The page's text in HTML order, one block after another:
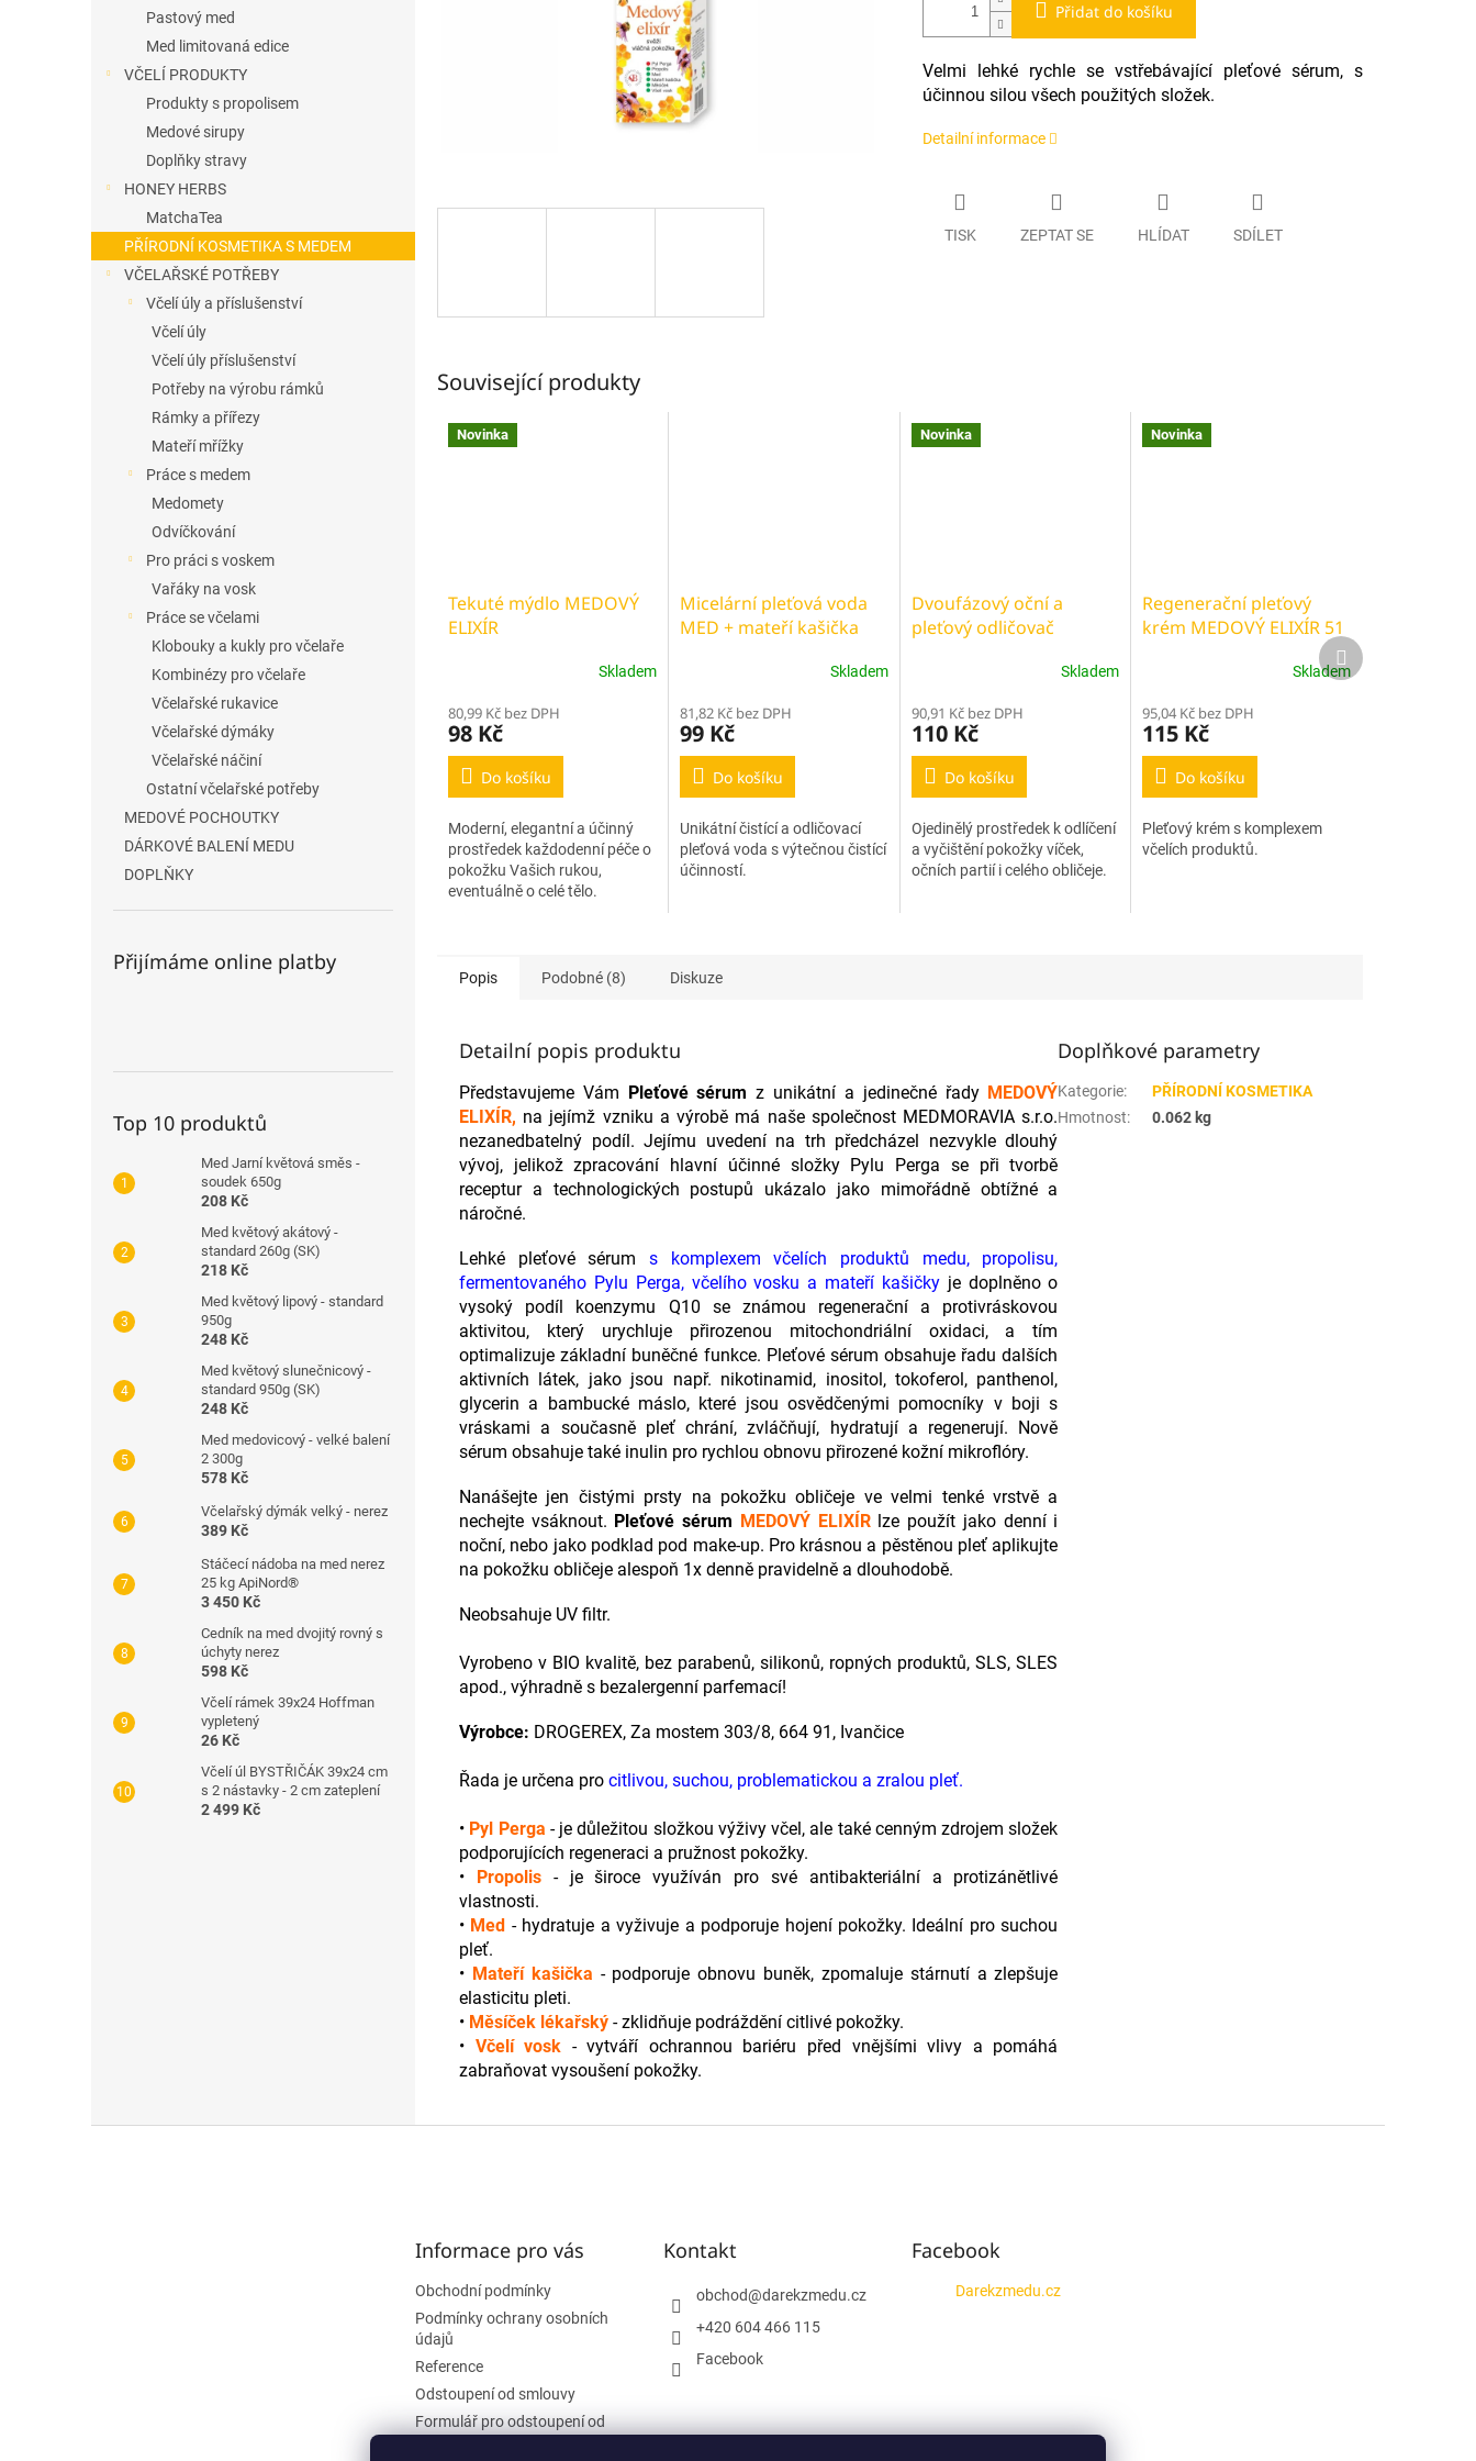
Pastový med
Med limitovaná edice
VČELÍ PRODUKTY
Produkty s propolisem
Medové sirupy
Doplňky stravy
HONEY HERBS
MatchaTea
PŘÍRODNÍ KOSMETIKA S MEDEM
VČELAŘSKÉ POTŘEBY
Včelí úly a příslušenství
Včelí úly
Včelí úly příslušenství
Potřeby na výrobu rámků
Rámky a přířezy
Mateří mřížky
Práce s medem
Medomety
Odvíčkování
Pro práci s voskem
Vařáky na vosk
Práce se včelami
Klobouky a kukly pro včelaře
Kombinézy pro včelaře
Včelařské rukavice
Včelařské dýmáky
Včelařské náčiní
Ostatní včelařské potřeby
MEDOVÉ POCHOUTKY
DÁRKOVÉ BALENÍ MEDU
DOPLŇKY
Přijímáme online platby
Top 10 produktů
Med Jarní květová směs -
soudek 650g
208 Kč
Med květový akátový -
standard 260g (SK)
218 Kč
Med květový lipový - standard
950g
248 Kč
Med květový slunečnicový -
standard 950g (SK)
248 Kč
Med medovicový - velké balení
2 300g
578 Kč
Včelařský dýmák velký - nerez
389 Kč
Stáčecí nádoba na med nerez
25 kg ApiNord®
3 450 Kč
Cedník na med dvojitý rovný s
úchyty nerez
598 Kč
Včelí rámek 39x24 Hoffman
vypletený
26 Kč
Včelí úl BYSTŘIČÁK 39x24 cm
s 2 nástavky - 2 cm zateplení
2 499 Kč
Přidat do košíku
Velmi lehké rychle se vstřebávající pleťové sérum, s
účinnou silou všech použitých složek.
Detailní informace
TISK ZEPTAT SE HLÍDAT SDÍLET
Související produkty
Novinka
Tekuté mýdlo MEDOVÝ
ELIXÍR
Skladem
80,99 Kč bez DPH
98 Kč
Do košíku
Moderní, elegantní a účinný
prostředek každodenní péče o
pokožku Vašich rukou,
eventuálně o celé tělo.
Micelární pleťová voda
MED + mateří kašička
Skladem
81,82 Kč bez DPH
99 Kč
Do košíku
Unikátní čistící a odličovací
pleťová voda s výtečnou čistící
účinností.
Novinka
Dvoufázový oční a
pleťový odličovač
Skladem
90,91 Kč bez DPH
110 Kč
Do košíku
Ojedinělý prostředek k odlíčení
a vyčištění pokožky víček,
očních partií i celého obličeje.
Novinka
Regenerační pleťový
krém MEDOVÝ ELIXÍR 51
Skladem
95,04 Kč bez DPH
115 Kč
Do košíku
Pleťový krém s komplexem
včelích produktů.
Další
produkt
Popis Podobné (8) Diskuze
Detailní popis produktu
Představujeme Vám Pleťové sérum z unikátní a jedinečné řady MEDOVÝ
ELIXÍR, na jejímž vzniku a výrobě má naše společnost MEDMORAVIA s.r.o.
nezanedbatelný podíl. Jejímu uvedení na trh předcházel nezvykle dlouhý
vývoj, jelikož zpracování hlavní účinné složky Pylu Perga se při tvorbě
receptur a technologických postupů ukázalo jako mimořádně obtížné a
náročné.
Lehké pleťové sérums komplexem včelích produktů medu, propolisu,
fermentovaného Pylu Perga, včelího vosku a mateří kašičkyje doplněno o
vysoký podíl koenzymu Q10 se známou regenerační a protivráskovou
aktivitou, který urychluje přirozenou mitochondriální oxidaci, a tím
optimalizuje základní buněčné funkce. Pleťové sérum obsahuje řadu dalších
aktivních látek, jako jsou např. nikotinamid, inositol, tokoferol, panthenol,
glycerin a bambucké máslo, které jsou osvědčenými pomocníky v boji s
vráskami a současně pleť chrání, zvláčňují, hydratují a regenerují. Nově
sérum obsahuje také inulin pro rychlou obnovu přirozené kožní mikroflóry.
Nanášejte jen čistými prsty na pokožku obličeje ve velmi tenké vrstvě a
nechejte vsáknout. Pleťové sérum MEDOVÝ ELIXÍRlze použít jako denní i
noční, nebo jako podklad pod make-up. Pro krásnou a pěstěnou pleť aplikujte
na pokožku obličeje alespoň 1x denně pravidelně a dlouhodobě.
Neobsahuje UV filtr.
Vyrobeno v BIO kvalitě, bez parabenů, silikonů, ropných produktů, SLS, SLES
apod., výhradně s bezalergenní parfemací!
Výrobce: DROGEREX, Za mostem 303/8, 664 91, Ivančice
Řada je určena pro citlivou, suchou, problematickou a zralou pleť.
• Pyl Perga - je důležitou složkou výživy včel, ale také cenným zdrojem složek
podporujících regeneraci a pružnost pokožky.
• Propolis- je široce využíván pro své antibakteriální a protizánětlivé
vlastnosti.
• Med - hydratuje a vyživuje a podporuje hojení pokožky. Ideální pro suchou
pleť.
• Mateří kašička - podporuje obnovu buněk, zpomaluje stárnutí a zlepšuje
elasticitu pleti.
• Měsíček lékařský - zklidňuje podráždění citlivé pokožky.
• Včelí vosk - vytváří ochrannou bariéru před vnějšími vlivy a pomáhá
zabraňovat vysoušení pokožky.
Doplňkové parametry
Kategorie:
PŘÍRODNÍ KOSMETIKA
Hmotnost: 0.062 kg
Informace pro vás
Obchodní podmínky
Podmínky ochrany osobních
údajů
Reference
Odstoupení od smlouvy
Formulář pro odstoupení od
Kontakt
obchod@darekzmedu.cz
+420 604 466 115
Facebook
Facebook
Darekzmedu.cz